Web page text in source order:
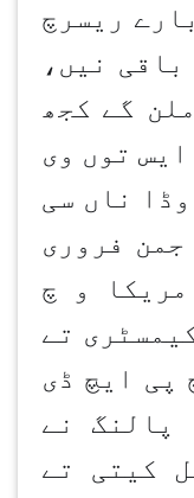
ریسرچ
نیں،
گے کجھ
توں وی
ناں سی
فروری
امریکا و چ
تے
پی ایچ ڈی
پالنگ نے
کیتی تے